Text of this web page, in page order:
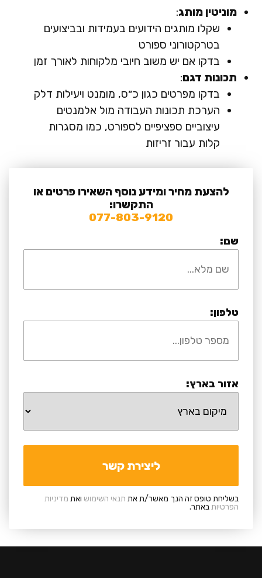
מוניטין מותג:
שקלו מותגים הידועים בעמידות ובביצועים
בטרקטורוני ספורט
בדקו אם יש משוב חיובי מלקוחות לאורך זמן
תכונות דגם:
בדקו מפרטים כגון כ״ס, מומנט ויעילות דלק
הערכת תכונות העבודה מול אלמנטים
עיצוביים ספציפיים לספורט, כמו מסגרות
קלות עבור זריזות
להצעת מחיר ומידע נוסף השאירו פרטים או
התקשרו:
077-803-9120
שם:
טלפון:
אזור בארץ:
בשליחת טופס זה הנך מאשר/ת את תנאי השימוש ואת מדיניות
הפרטיותבאתר.